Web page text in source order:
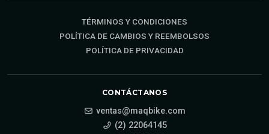
TÉRMINOS Y CONDICIONES
POLÍTICA DE CAMBIOS Y REEMBOLSOS
POLÍTICA DE PRIVACIDAD
CONTÁCTANOS
ventas@maqbike.com
(2) 22064145